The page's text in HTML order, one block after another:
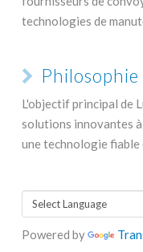
technologies de
Philosophie
L'objectif principal de
solutions innovantes
une technologie
Powered by